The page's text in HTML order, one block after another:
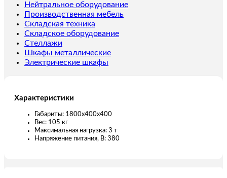
3,0
т
Нейтральное оборудование
Производственная мебель
Складская техника
Складское оборудование
Стеллажи
Шкафы металлические
Электрические шкафы
Характеристики
Габариты: 1800х400х400
Вес: 105 кг
Максимальная нагрузка: 3 т
Напряжение питания, В: 380